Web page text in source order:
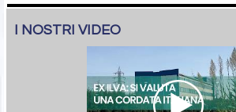
I NOSTRI VIDEO